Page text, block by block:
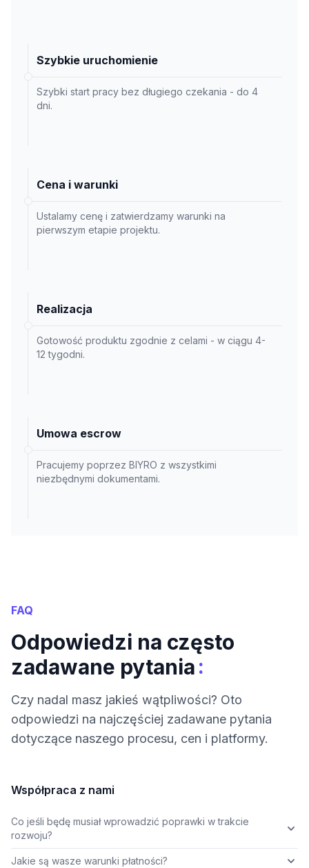
Szybkie uruchomienie
Szybki start pracy bez długiego czekania - do 4
dni.
Cena i warunki
Ustalamy cenę i zatwierdzamy warunki na
pierwszym etapie projektu.
Realizacja
Gotowość produktu zgodnie z celami - w ciągu 4-
12 tygodni.
Umowa escrow
Pracujemy poprzez BIYRO z wszystkimi
niezbędnymi dokumentami.
FAQ
Odpowiedzi na często
zadawane pytania:
Czy nadal masz jakieś wątpliwości? Oto
odpowiedzi na najczęściej zadawane pytania
dotyczące naszego procesu, cen i platformy.
Współpraca z nami
Co jeśli będę musiał wprowadzić poprawki w trakcie
rozwoju?
Jakie są wasze warunki płatności?